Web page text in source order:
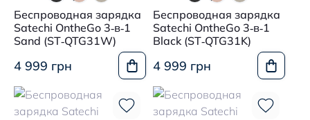
Беспроводная зарядка
Satechi OntheGo 3‑в‑1
Sand (ST‑QTG31W)
4 999 грн
Беспроводная зарядка
Satechi OntheGo 3‑в‑1
Black (ST‑QTG31K)
4 999 грн